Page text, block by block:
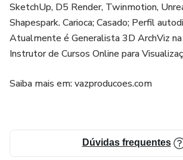
SketchUp, D5 Render, Twinmotion,
Shapespark. Carioca; Casado; Perfil
Atualmente é Generalista 3D ArchViz
Instrutor de Cursos Online para
Saiba mais em: vazproducoes.com
Dúvidas frequentes